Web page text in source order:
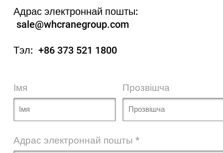
Адрас электроннай пошты:
sale@whcranegroup.com
Тэл: +86 373 521 1800
Імя Прозвішча
Адрас электроннай пошты *